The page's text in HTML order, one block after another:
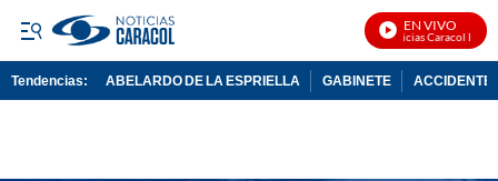
EN VIVO
Noticias Caracol En
Tendencias: ABELARDO DE LA ESPRIELLA GABINETE ACCIDENTE